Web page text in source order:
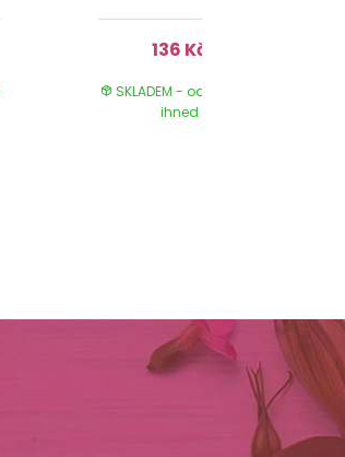
136 Kč
SKLADEM - odesílame
ihned